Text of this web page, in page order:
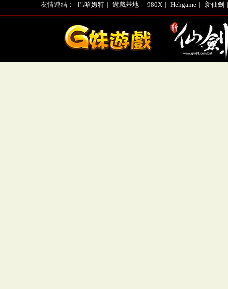
友情連結： 巴哈姆特 | 遊戲基地 | 980X | Hehgame | 新仙劍